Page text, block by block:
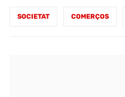
SOCIETAT COMERÇOS